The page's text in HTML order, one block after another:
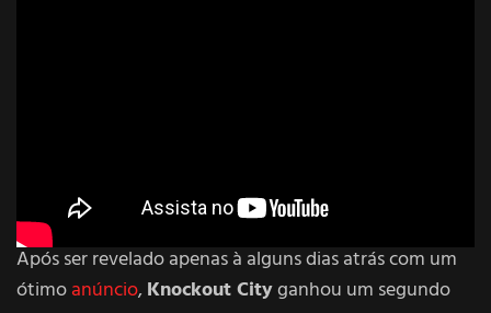
Após ser revelado apenas à alguns dias atrás com um
ótimoanúncio,Knockout Cityganhou um segundo